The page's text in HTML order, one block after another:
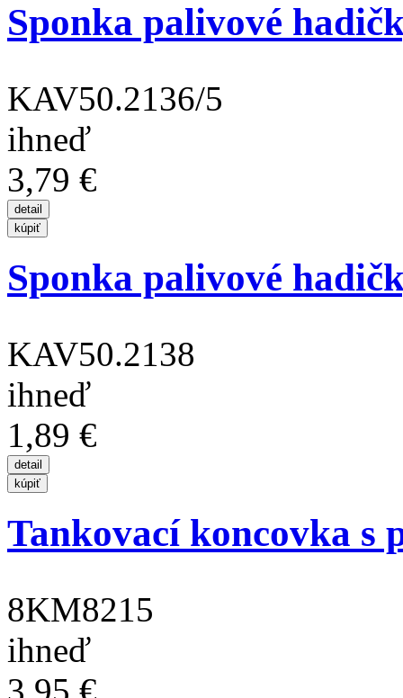
Sponka palivové
KAV50.2136/5
ihneď
3,79 €
Sponka palivové
KAV50.2138
ihneď
1,89 €
Tankovací koncovka s
8KM8215
ihneď